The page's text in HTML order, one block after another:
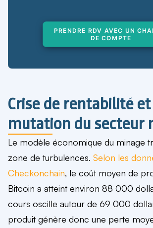
PRENDRE RDV AVEC UN
DE COMPTE
Crise de rentabilité et
mutation du secteur
Le modèle économique du minage
zone de turbulences. Selon les
Checkonchain, le coût moyen de
Bitcoin a atteint environ 88 000
cours oscille autour de 69 000
produit génère donc une perte